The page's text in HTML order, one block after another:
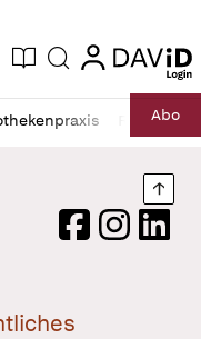
Ausgabe
Suche login
login
RechtAbo
FacebookInstagram